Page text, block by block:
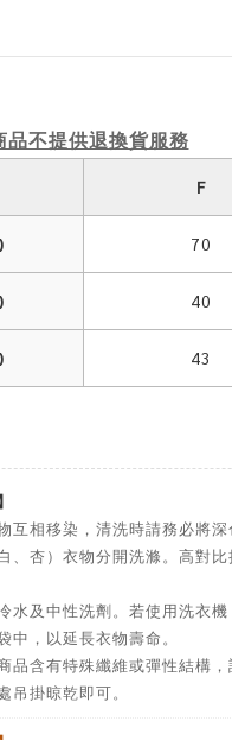
品不提供退換貨服務
Ｆ
70
40
43
互相移染，清洗時請務必將深
、杏）衣物分開洗滌。高對
水及中性洗劑。若使用洗衣
中，以延長衣物壽命。
品含有特殊纖維或彈性結構，
吊掛晾乾即可。